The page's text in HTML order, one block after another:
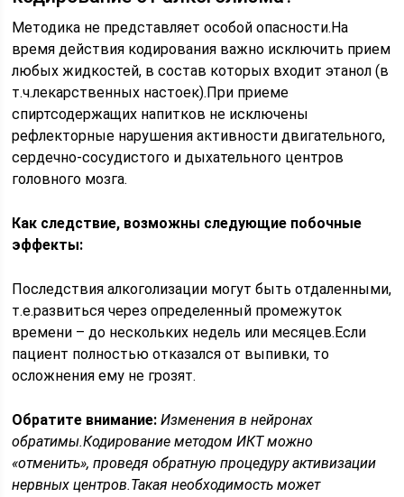
Методика не представляет особой опасности.На
время действия кодирования важно исключить прием
любых жидкостей, в состав которых входит этанол (в
т.ч.лекарственных настоек).При приеме
спиртсодержащих напитков не исключены
рефлекторные нарушения активности двигательного,
сердечно-сосудистого и дыхательного центров
головного мозга.
Как следствие, возможны следующие побочные
эффекты:
Последствия алкоголизации могут быть отдаленными,
т.е.развиться через определенный промежуток
времени – до нескольких недель или месяцев.Если
пациент полностью отказался от выпивки, то
осложнения ему не грозят.
Обратите внимание: Изменения в нейронах
обратимы.Кодирование методом ИКТ можно
«отменить», проведя обратную процедуру активизации
нервных центров.Такая необходимость может